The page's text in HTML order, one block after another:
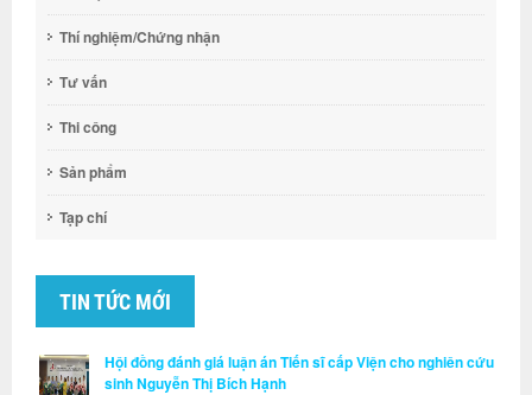
Thí nghiệm/Chứng nhận
Tư vấn
Thi công
Sản phẩm
Tạp chí
TIN TỨC MỚI
Hội đồng đánh giá luận án Tiến sĩ cấp Viện cho nghiên cứu
sinh Nguyễn Thị Bích Hạnh